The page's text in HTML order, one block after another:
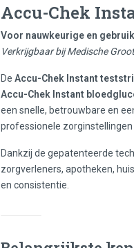
Accu-Chek
Voor nauwkeurige en
Verkrijgbaar bij Medische
De Accu-Chek Instant
Accu-Chek Instant
een snelle, betrouwbare en
professionele zorginstellingen
Dankzij de gepatenteerde
zorgverleners, apotheken,
en consistentie.